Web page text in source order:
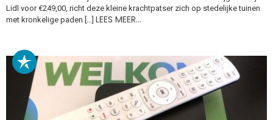
Lidl voor €249,00, richt deze kleine krachtpatser zich op stedelijke tuinen
met kronkelige paden […] LEES MEER…